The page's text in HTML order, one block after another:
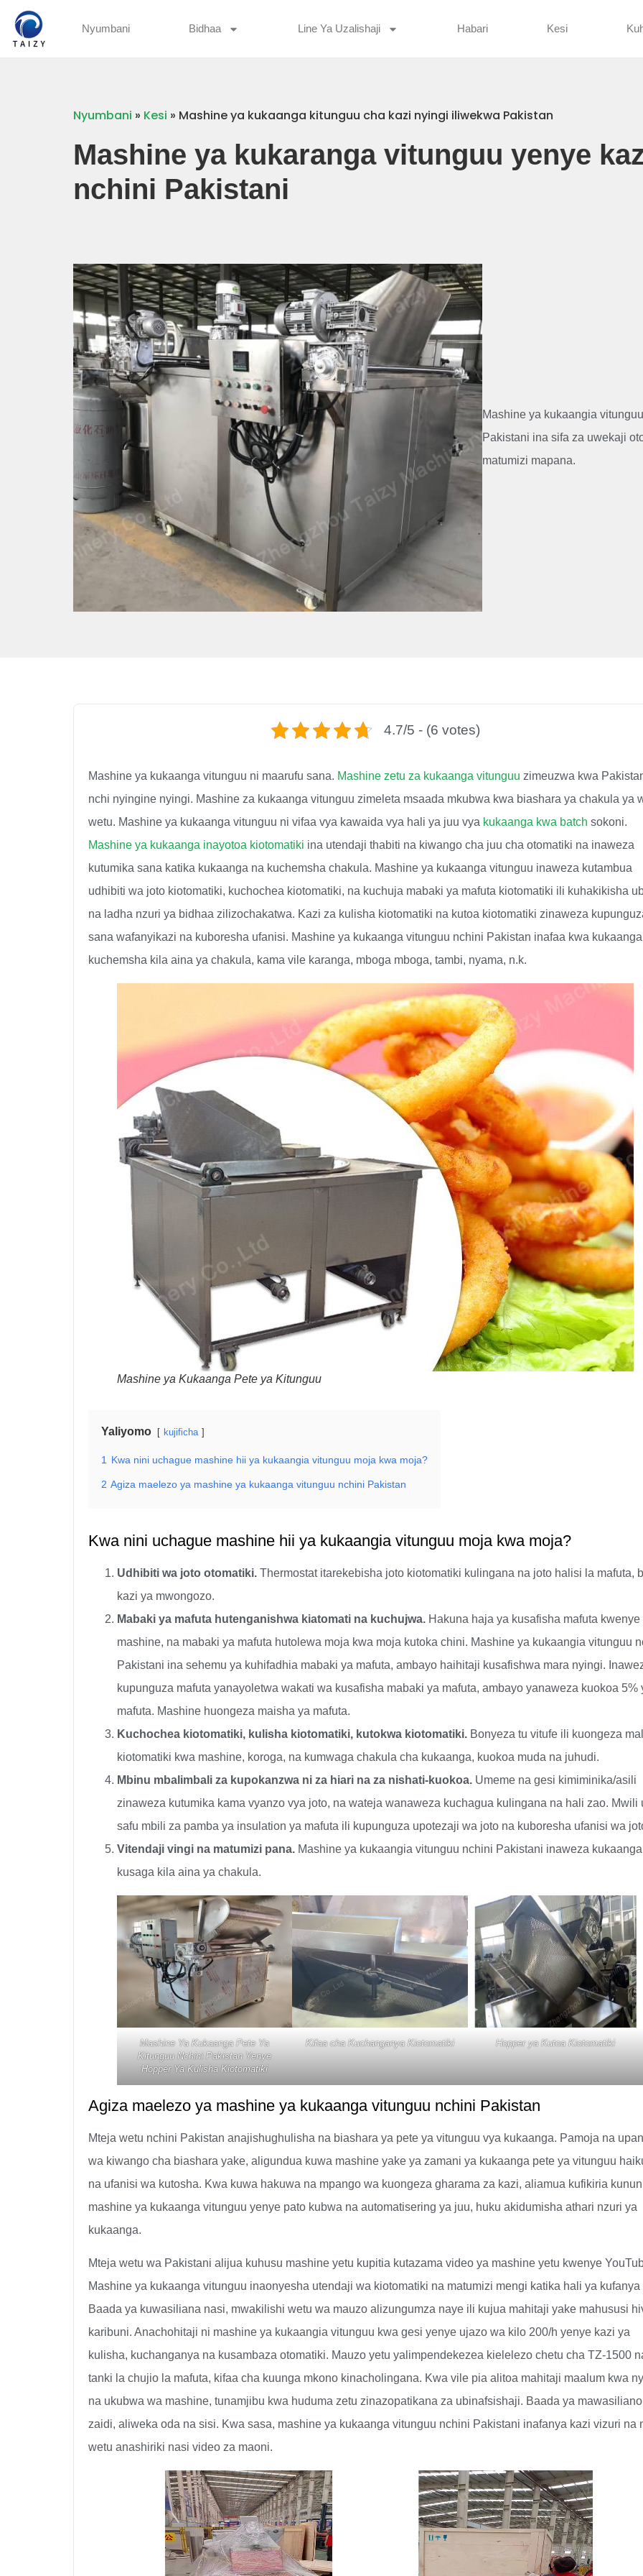
Nyumbani Bidhaa Line Ya Uzalishaji Habari Kesi
Nyumbani » Kesi » Mashine ya kukaanga kitunguu cha kazi nyingi iliwekwa Pakistan
Mashine ya kukaranga vitunguu yenye
nchini Pakistani
Mashine ya kukaangia
Pakistani ina sifa za uwekaji
matumizi mapana.
4.7/5 - (6 votes)
Mashine ya kukaanga vitunguu ni maarufu sana. Mashine zetu za kukaanga vitunguu zimeuzwa kwa
nchi nyingine nyingi. Mashine za kukaanga vitunguu zimeleta msaada mkubwa kwa biashara ya chakula ya
wetu. Mashine ya kukaanga vitunguu ni vifaa vya kawaida vya hali ya juu vya kukaanga kwa batch sokoni.
Mashine ya kukaanga inayotoa kiotomatiki ina utendaji thabiti na kiwango cha juu cha otomatiki na inaweza
kutumika sana katika kukaanga na kuchemsha chakula. Mashine ya kukaanga vitunguu inaweza kutambua
udhibiti wa joto kiotomatiki, kuchochea kiotomatiki, na kuchuja mabaki ya mafuta kiotomatiki ili kuhakikisha
na ladha nzuri ya bidhaa zilizochakatwa. Kazi za kulisha kiotomatiki na kutoa kiotomatiki zinaweza
sana wafanyikazi na kuboresha ufanisi. Mashine ya kukaanga vitunguu nchini Pakistan inafaa kwa
kuchemsha kila aina ya chakula, kama vile karanga, mboga mboga, tambi, nyama, n.k.
Mashine ya Kukaanga Pete ya Kitunguu
Yaliyomo kujificha
1 Kwa nini uchague mashine hii ya kukaangia vitunguu moja kwa moja?
2 Agiza maelezo ya mashine ya kukaanga vitunguu nchini Pakistan
Kwa nini uchague mashine hii ya kukaangia vitunguu moja kwa moja?
Udhibiti wa joto otomatiki. Thermostat itarekebisha joto kiotomatiki kulingana na joto halisi la mafuta,
kazi ya mwongozo.
Mabaki ya mafuta hutenganishwa kiatomati na kuchujwa. Hakuna haja ya kusafisha mafuta kwenye
mashine, na mabaki ya mafuta hutolewa moja kwa moja kutoka chini. Mashine ya kukaangia vitunguu
Pakistani ina sehemu ya kuhifadhia mabaki ya mafuta, ambayo haihitaji kusafishwa mara nyingi.
kupunguza mafuta yanayoletwa wakati wa kusafisha mabaki ya mafuta, ambayo yanaweza kuokoa 5%
mafuta. Mashine huongeza maisha ya mafuta.
Kuchochea kiotomatiki, kulisha kiotomatiki, kutokwa kiotomatiki. Bonyeza tu vitufe ili kuongeza
kiotomatiki kwa mashine, koroga, na kumwaga chakula cha kukaanga, kuokoa muda na juhudi.
Mbinu mbalimbali za kupokanzwa ni za hiari na za nishati-kuokoa. Umeme na gesi kimiminika/asili
zinaweza kutumika kama vyanzo vya joto, na wateja wanaweza kuchagua kulingana na hali zao. Mwili
safu mbili za pamba ya insulation ya mafuta ili kupunguza upotezaji wa joto na kuboresha ufanisi wa
Vitendaji vingi na matumizi pana. Mashine ya kukaangia vitunguu nchini Pakistani inaweza
kusaga kila aina ya chakula.
Mashine Ya Kukaanga Pete Ya
Kitunguu Nchini Pakistan Yenye
Hopper Ya Kulisha Kiotomatiki
Kifaa cha Kuchanganya Kiotomatiki Hopper ya Kutoa Kiotomatiki
Agiza maelezo ya mashine ya kukaanga vitunguu nchini Pakistan
Mteja wetu nchini Pakistan anajishughulisha na biashara ya pete ya vitunguu vya kukaanga. Pamoja na
wa kiwango cha biashara yake, aligundua kuwa mashine yake ya zamani ya kukaanga pete ya vitunguu
na ufanisi wa kutosha. Kwa kuwa hakuwa na mpango wa kuongeza gharama za kazi, aliamua kufikiria
mashine ya kukaanga vitunguu yenye pato kubwa na automatisering ya juu, huku akidumisha athari nzuri ya
kukaanga.
Mteja wetu wa Pakistani alijua kuhusu mashine yetu kupitia kutazama video ya mashine yetu kwenye
Mashine ya kukaanga vitunguu inaonyesha utendaji wa kiotomatiki na matumizi mengi katika hali ya kufanya
Baada ya kuwasiliana nasi, mwakilishi wetu wa mauzo alizungumza naye ili kujua mahitaji yake mahususi
karibuni. Anachohitaji ni mashine ya kukaangia vitunguu kwa gesi yenye ujazo wa kilo 200/h yenye kazi ya
kulisha, kuchanganya na kusambaza otomatiki. Mauzo yetu yalimpendekezea kielelezo chetu cha TZ-1500
tanki la chujio la mafuta, kifaa cha kuunga mkono kinacholingana. Kwa vile pia alitoa mahitaji maalum kwa
na ukubwa wa mashine, tunamjibu kwa huduma zetu zinazopatikana za ubinafsishaji. Baada ya mawasiliano
zaidi, aliweka oda na sisi. Kwa sasa, mashine ya kukaanga vitunguu nchini Pakistani inafanya kazi vizuri na
wetu anashiriki nasi video za maoni.